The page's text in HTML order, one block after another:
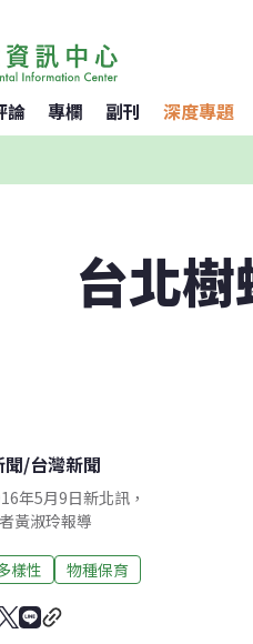
論 專欄 副刊 深度專題
台北
聞/台灣新聞
年5月9日新北訊，
黃淑玲報導
樣性 物種保育